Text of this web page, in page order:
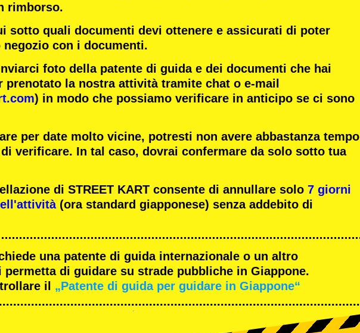
rimborso.
sotto quali documenti devi ottenere e assicurati di poter
con i documenti.
foto della patente di guida e dei documenti che hai
prenotato la nostra attività tramite chat o e-mail
) in modo che possiamo verificare in anticipo se ci sono
per date molto vicine, potresti non avere abbastanza tempo
verificare. In tal caso, dovrai confermare da solo sotto tua
di STREET KART consente di annullare solo 7 giorni
(ora standard giapponese) senza addebito di
una patente di guida internazionale o un altro
permetta di guidare su strade pubbliche in Giappone.
il
„Patente di guida per guidare in Giappone“